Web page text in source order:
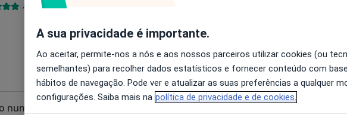
44 opiniões
O agendamento online não está
Solicite um atendimento
A sua privacidade é importante.
Ao aceitar, permite-nos a nós e aos nossos parceiros utilizar cookies (ou
semelhantes) para recolher dados estatísticos e fornecer conteúdo com
hábitos de navegação. Pode ver e atualizar as suas preferências a qualquer
configurações. Saiba mais na política de privacidade e de cookies.